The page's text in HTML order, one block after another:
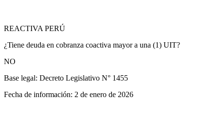
REACTIVA PERÚ
¿Tiene deuda en cobranza coactiva mayor a una (1) UIT?
NO
Base legal: Decreto Legislativo N° 1455
Fecha de información: 2 de enero de 2026